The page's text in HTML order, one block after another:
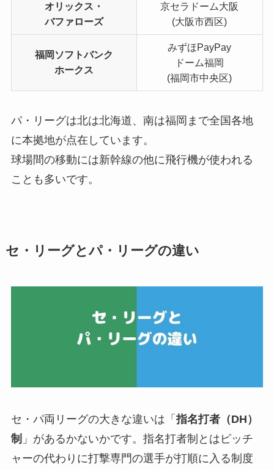
オリックス・
バファローズ
京セラドーム大阪
(大阪市西区)
福岡ソフトバンク
ホークス
みずほPayPay
ドーム福岡
(福岡市中央区)
パ・リーグは北は北海道、南は福岡まで全国各地
に本拠地が点在しています。
球場間の移動には新幹線の他に飛行機が使われる
ことも多いです。
セ・リーグとパ・リーグの違い
セ・パ両リーグの大きな違いは「 指名打者（DH）
制 」があるかないかです。指名打者制とはピッチ
ャーの代わりに打撃専門の選手が打順に入る制度